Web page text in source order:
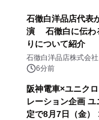
石徹白洋品店代表
演 石徹白に伝わ
りについて紹介
石徹白洋品店株式会社
6分前
阪神電車×ユニク
レーション企画
定で8月7日（金）